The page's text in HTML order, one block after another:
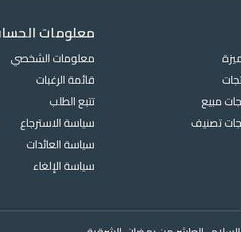
مبيع
تصنيف
معلومات
معلومات الشخصي
قائمة الرغبات
تتبع الطلب
سياسة الاسترجاع
سياسة العائدات
سياسة الإلغاء